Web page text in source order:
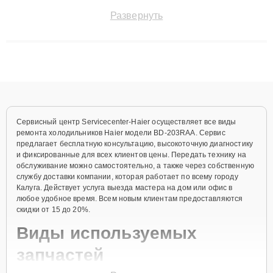
сохранением гарантии до 3 лет. Наши мастера решают
Развернуть
Сервисный центр Servicecenter-Haier осуществляет все виды
ремонта холодильников Haier модели BD-203RAA. Сервис
предлагает бесплатную консультацию, высокоточную диагностику
и фиксированные для всех клиентов цены. Передать технику на
обслуживание можно самостоятельно, а также через собственную
службу доставки компании, которая работает по всему городу
Калуга. Действует услуга выезда мастера на дом или офис в
любое удобное время. Всем новым клиентам предоставляются
скидки от 15 до 20%.
Виды используемых
запчастей